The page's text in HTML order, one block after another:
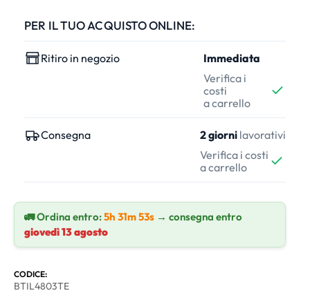
PER IL TUO ACQUISTO ONLINE:
Ritiro in negozio
Immediata
Verifica i
costi
a carrello
Consegna 2 giorni lavorativi
Verifica i costi
a carrello
🚛 Ordina entro:5h 31m 52s → consegna entro
giovedì 13 agosto
CODICE:
BTIL4803TE